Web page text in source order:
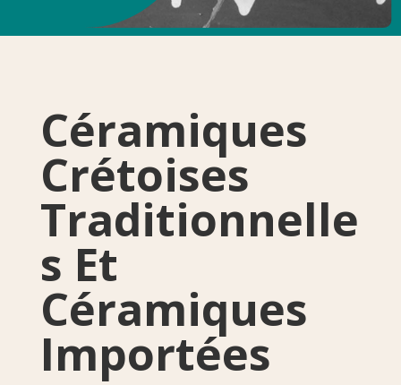
Céramiques
Crétoises
Traditionnelle
s Et
Céramiques
Importées